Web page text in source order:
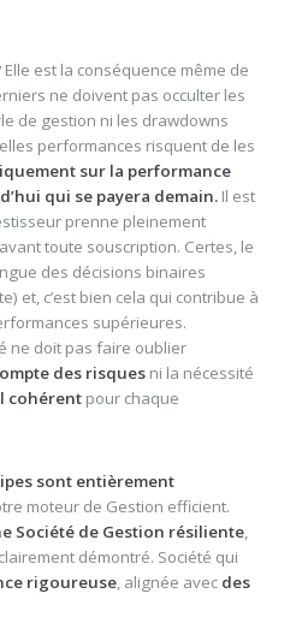
est la conséquence même de
ne doivent pas occulter les
de gestion ni les drawdowns
performances risquent de les
sur la performance
qui se payera demain.Il est
prenne pleinement
toute souscription. Certes, le
des décisions binaires
et, c’est bien cela qui contribue à
supérieures.
ne doit pas faire oublier
des risquesni la nécessité
cohérentpour chaque
sont entièrement
moteur de Gestion efficient.
Société de Gestion résiliente,
démontré. Société qui
rigoureuse, alignée avec des